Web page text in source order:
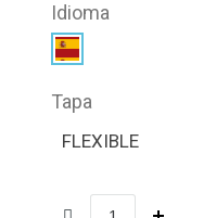
Idioma
Tapa
FLEXIBLE